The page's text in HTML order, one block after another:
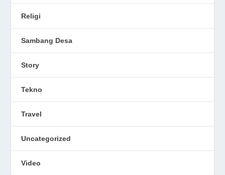
Religi
Sambang Desa
Story
Tekno
Travel
Uncategorized
Video